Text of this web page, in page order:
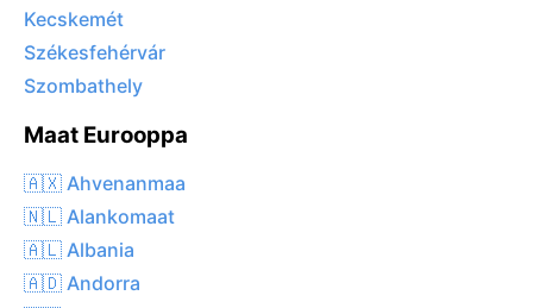
Kecskemét
Székesfehérvár
Szombathely
Maat Eurooppa
🇦🇽 Ahvenanmaa
🇳🇱 Alankomaat
🇦🇱 Albania
🇦🇩 Andorra